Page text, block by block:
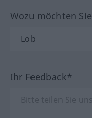
Wozu möchten
Ihr Feedback*